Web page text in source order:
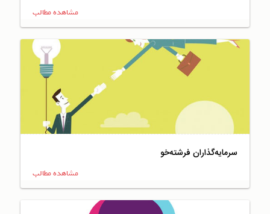
مشاهده مطالب
سرمایه‌گذاران فرشته‌خو
مشاهده مطالب